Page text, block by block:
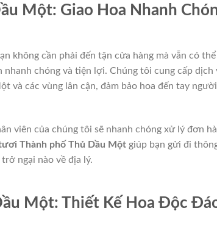
Một: Giao Hoa Nhanh
không cần phải đến tận cửa hàng mà vẫn có
chóng và tiện lợi. Chúng tôi cung cấp dịch
và các vùng lân cận, đảm bảo hoa đến tay
viên của chúng tôi sẽ nhanh chóng xử lý đơn
Thành phố Thủ Dầu Một giúp bạn gửi đi
ngại nào về địa lý.
Một: Thiết Kế Hoa Độc